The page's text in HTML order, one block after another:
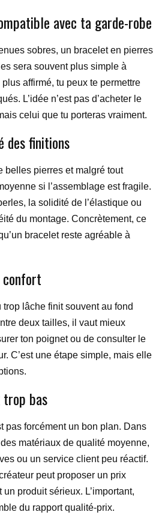
avec ta garde-robe
sobres, un bracelet en pierres
sera souvent plus simple à
affirmé, tu peux te permettre
L’idée n’est pas d’acheter le
celui que tu porteras vraiment.
des finitions
belles pierres et malgré tout
si l’assemblage est fragile.
la solidité de l’élastique ou
du montage. Concrètement, ce
bracelet reste agréable à
confort
lâche finit souvent au fond
deux tailles, il vaut mieux
ton poignet ou de consulter le
C’est une étape simple, mais elle
bas
pas forcément un bon plan. Dans
matériaux de qualité moyenne,
ou un service client peu réactif.
peut proposer un prix
produit sérieux. L’important,
du rapport qualité-prix.